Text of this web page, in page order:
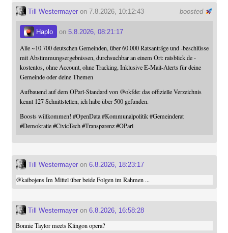
boosted
Till Westermayeron 7.8.2026, 10:12:43
Haplo on 5.8.2026, 08:21:17
Alle ~10.700 deutschen Gemeinden, über 60.000 Ratsanträge und -beschlüsse
mit Abstimmungsergebnissen, durchsuchbar an einem Ort: ratsblick.de -
kostenlos, ohne Account, ohne Tracking, Inklusive E-Mail-Alerts für deine
Gemeinde oder deine Themen
Aufbauend auf dem OParl-Standard von @okfde: das offizielle Verzeichnis
kennt 127 Schnittstellen, ich habe über 500 gefunden.
Boosts willkommen! #OpenData #Kommunalpolitik #Gemeinderat
#Demokratie #CivicTech #Transparenz #OParl
Till Westermayeron 6.8.2026, 18:23:17
@kaibojensIm Mittel über beide Folgen im Rahmen ...
Till Westermayeron 6.8.2026, 16:58:28
Bonnie Taylor meets Klingon opera?